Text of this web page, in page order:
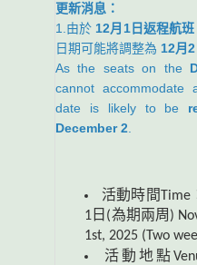
更新消息：
1.由於 12月1日返程航班
日期可能將調整為 12月2
As the seats on the
cannot accommodate
date is likely to be
December 2
活動時間Time
1日(為期兩周)
1st, 2025 (Two
活動地點